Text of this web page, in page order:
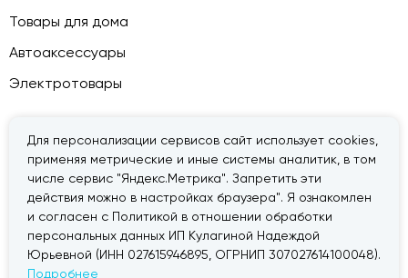
Для персонализации сервисов сайт использует cookies,
применяя метрические и иные системы аналитик, в том
числе сервис "Яндекс.Метрика". Запретить эти
действия можно в настройках браузера". Я ознакомлен
и согласен с Политикой в отношении обработки
персональных данных ИП Кулагиной Надеждой
Юрьевной (ИНН 027615946895, ОГРНИП 307027614100048).
Подробнее
Товары для дома
Автоаксессуары
Электротовары
© 2026 — «Дачник».Правовая информация